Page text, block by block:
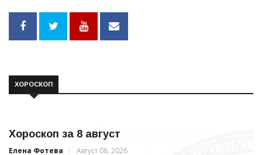
ХОРОСКОП
Хороскоп за 8 август
Елена Фотева Август 08, 2026